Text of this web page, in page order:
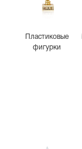
Пластиковые
фигурки